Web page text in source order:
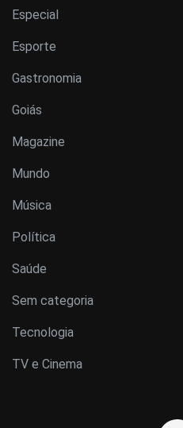
Especial
Esporte
Gastronomia
Goiás
Magazine
Mundo
Música
Política
Saúde
Sem categoria
Tecnologia
TV e Cinema